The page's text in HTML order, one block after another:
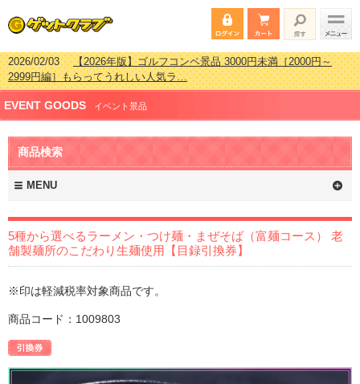
2026/02/03【2026年版】ゴルフコンペ景品 3000円未満［2000円～
2999円編］もらってうれしい人気ラ…
2026/07/15【2026年版】ビンゴゲーム景品おすすめ金額別人気ランキ
ング 更新しました！
2026/04/03【2026年版】ゴルフコンペ景品 3000円未満［2000円～
2999円編］もらってうれしい人気ラ…
2026/02/16
新しました！
EVENT GOODS イベント景品
商品検索
MENU
5種から選べるラーメン・つけ麺・まぜそば（富麺コース） 老
舗製麺所のこだわり生麺使用【目録引換券】
※印は軽減税率対象商品です。
商品コード：1009803